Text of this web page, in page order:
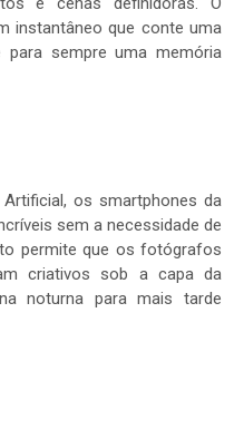
instantâneo que conte uma
sempre uma memória
os smartphones da
sem a necessidade de
permite que os fotógrafos
criativos sob a capa da
noturna para mais tarde